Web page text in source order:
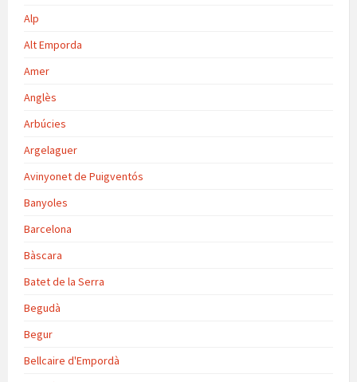
Alp
Alt Emporda
Amer
Anglès
Arbúcies
Argelaguer
Avinyonet de Puigventós
Banyoles
Barcelona
Bàscara
Batet de la Serra
Begudà
Begur
Bellcaire d'Empordà